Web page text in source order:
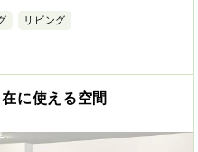
リビング
に使える空間